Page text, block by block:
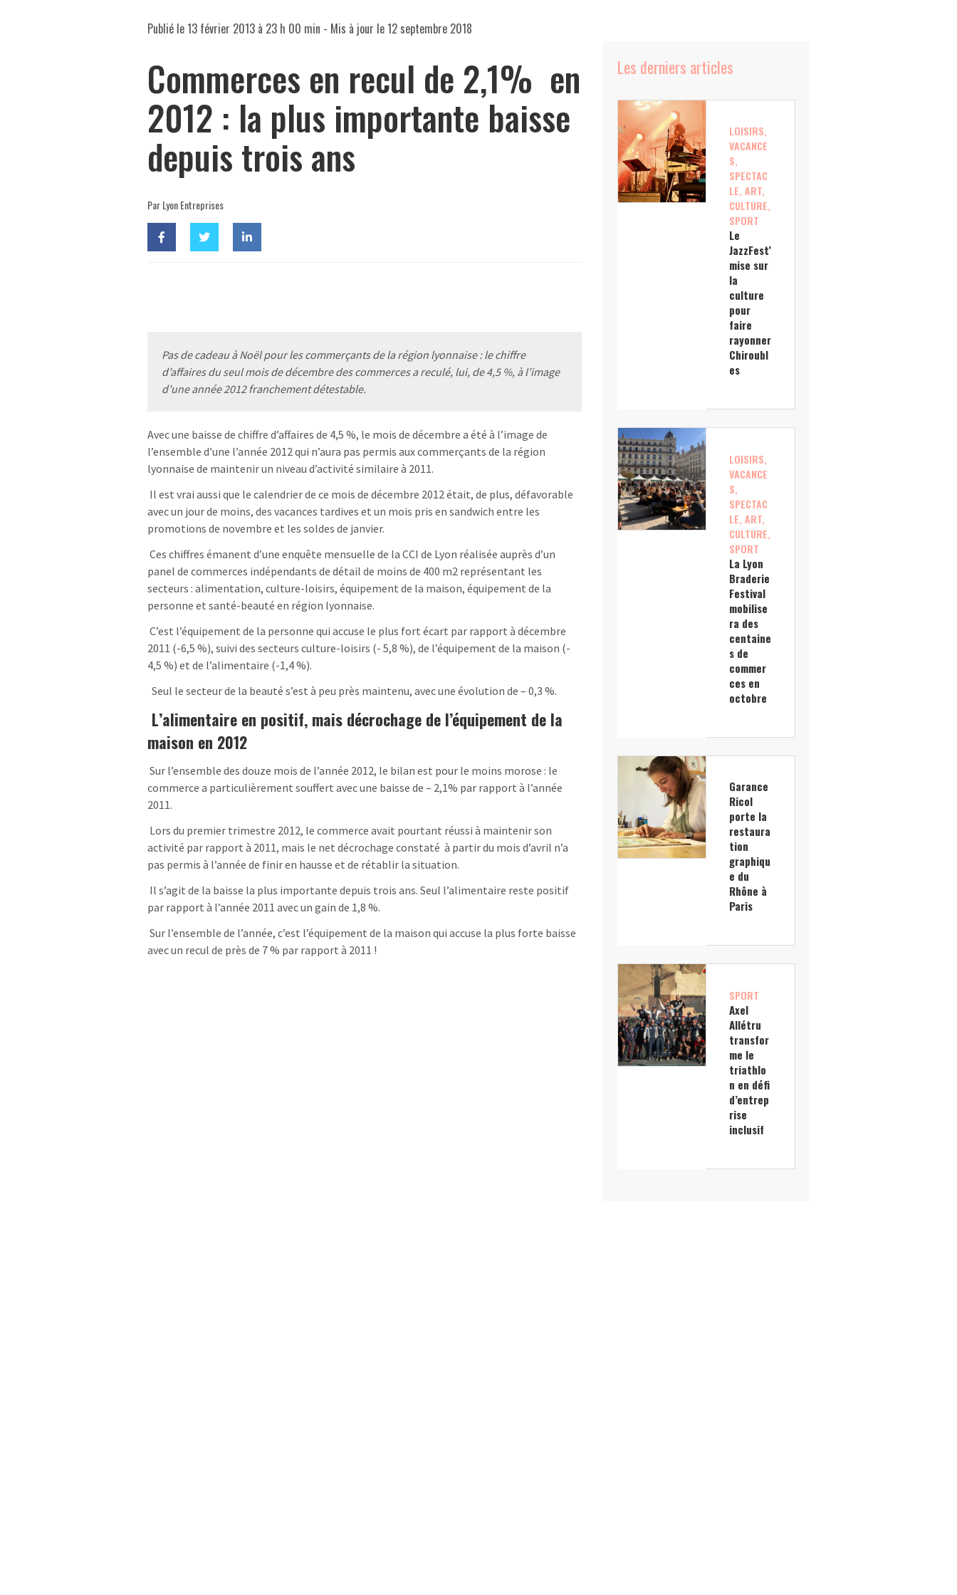
Publié le13 février 2013 à 23 h 00 min - Mis à jour le12 septembre 2018
Commerces en recul de 2,1% en
2012 : la plus importante baisse
depuis trois ans
Par Lyon Entreprises
Pas de cadeau à Noël pour les commerçants de la région lyonnaise : le chiffre
d’affaires du seul mois de décembre des commerces a reculé, lui, de 4,5 %, à l’image
d’une année 2012 franchement détestable.
Avec une baisse de chiffre d’affaires de 4,5 %, le mois de décembre a été à l’image de
l’ensemble d’une l’année 2012 qui n’aura pas permis aux commerçants de la région
lyonnaise de maintenir un niveau d’activité similaire à 2011.
Il est vrai aussi que le calendrier de ce mois de décembre 2012 était, de plus, défavorable
avec un jour de moins, des vacances tardives et un mois pris en sandwich entre les
promotions de novembre et les soldes de janvier.
Ces chiffres émanent d’une enquête mensuelle de la CCI de Lyon réalisée auprès d’un
panel de commerces indépendants de détail de moins de 400 m2 représentant les
secteurs : alimentation, culture-loisirs, équipement de la maison, équipement de la
personne et santé-beauté en région lyonnaise.
C’est l’équipement de la personne qui accuse le plus fort écart par rapport à décembre
2011 (-6,5 %), suivi des secteurs culture-loisirs (- 5,8 %), de l’équipement de la maison (-
4,5 %) et de l’alimentaire (-1,4 %).
Seul le secteur de la beauté s’est à peu près maintenu, avec une évolution de – 0,3 %.
L’alimentaire en positif, mais décrochage de l’équipement de la
maison en 2012
Sur l’ensemble des douze mois de l’année 2012, le bilan est pour le moins morose : le
commerce a particulièrement souffert avec une baisse de – 2,1% par rapport à l’année
2011.
Lors du premier trimestre 2012, le commerce avait pourtant réussi à maintenir son
activité par rapport à 2011, mais le net décrochage constaté à partir du mois d’avril n’a
pas permis à l’année de finir en hausse et de rétablir la situation.
Il s’agit de la baisse la plus importante depuis trois ans. Seul l’alimentaire reste positif
par rapport à l’année 2011 avec un gain de 1,8 %.
Sur l’ensemble de l’année, c’est l’équipement de la maison qui accuse la plus forte baisse
avec un recul de près de 7 % par rapport à 2011 !
Les derniers articles
LOISIRS,
VACANCE
S,
SPECTAC
LE, ART,
CULTURE,
SPORT
Le
JazzFest’
mise sur
la
culture
pour
faire
rayonner
Chiroubl
es
LOISIRS,
VACANCE
S,
SPECTAC
LE, ART,
CULTURE,
SPORT
La Lyon
Braderie
Festival
mobilise
ra des
centaine
s de
commer
ces en
octobre
Garance
Ricol
porte la
restaura
tion
graphiqu
e du
Rhône à
Paris
SPORT
Axel
Allétru
transfor
me le
triathlo
n en défi
d’entrep
rise
inclusif